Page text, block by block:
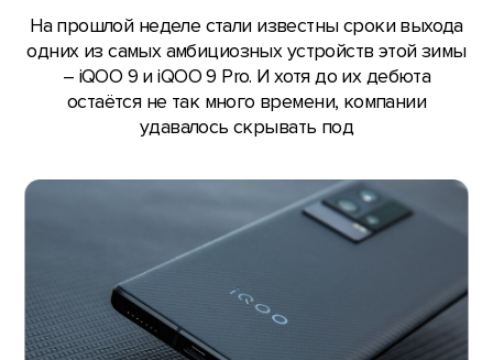
На прошлой неделе стали известны сроки выхода
одних из самых амбициозных устройств этой зимы
– iQOO 9 и iQOO 9 Pro. И хотя до их дебюта
остаётся не так много времени, компании
удавалось скрывать под